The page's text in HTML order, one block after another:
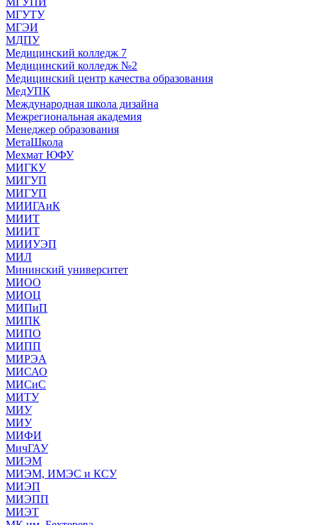
МГУТУ
МГЭИ
МДПУ
Медицинский колледж 7
Медицинский колледж №2
Медицинский центр качества образования
МедУПК
Международная школа дизайна
Межрегиональная академия
Менеджер образования
МетаШкола
Мехмат ЮФУ
МИГКУ
МИГУП
МИГУП
МИИГАиК
МИИТ
МИИТ
МИИУЭП
МИЛ
Мининский университет
МИОО
МИОЦ
МИПиП
МИПК
МИПО
МИПП
МИРЭА
МИСАО
МИСиС
МИТУ
МИУ
МИУ
МИФИ
МичГАУ
МИЭМ
МИЭМ, ИМЭС и КСУ
МИЭП
МИЭПП
МИЭТ